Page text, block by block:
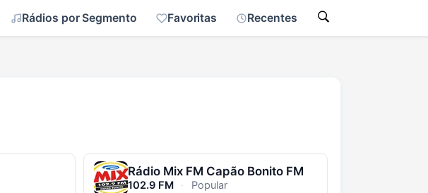
Rádios por Segmento Favoritas Recentes
Rádio Mix FM Capão Bonito FM
102.9 FM · Popular